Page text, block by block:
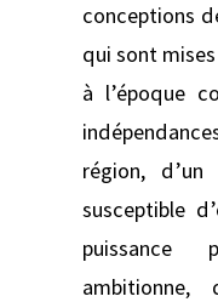
conceptions
qui sont
à l’époque
région,
susceptible
puissance